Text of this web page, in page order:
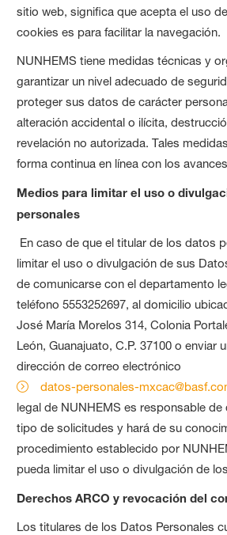
sitio web, significa que acepta el uso
cookies es para facilitar la navegación.
NUNHEMS tiene medidas técnicas y
garantizar un nivel adecuado de
proteger sus datos de carácter
alteración accidental o ilícita,
revelación no autorizada. Tales
forma continua en línea con los
Medios para limitar el uso o
personales
En caso de que el titular de los datos
limitar el uso o divulgación de sus
de comunicarse con el departamento
teléfono 5553252697, al domicilio
José María Morelos 314, Colonia
León, Guanajuato, C.P. 37100 o enviar
dirección de correo electrónico
datos-personales-
legal de NUNHEMS es responsable
tipo de solicitudes y hará de su
procedimiento establecido por
pueda limitar el uso o divulgación de
Derechos ARCO y revocación del
Los titulares de los Datos Personales